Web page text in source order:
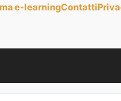
e-learningContatti